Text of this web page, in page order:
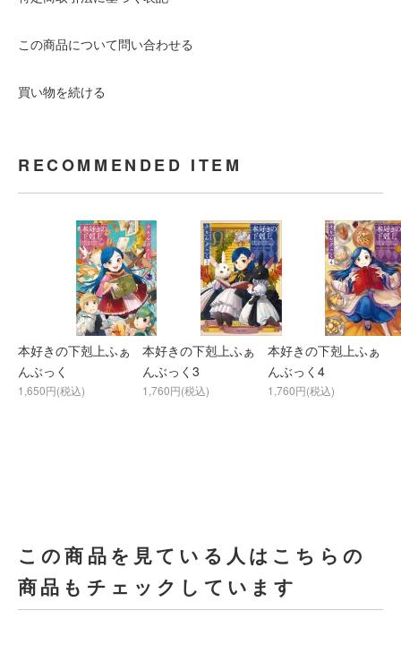
この商品について問い合わせる
買い物を続ける
RECOMMENDED ITEM
本好きの下剋上ふぁ
んぶっく
1,650円(税込)
本好きの下剋上ふぁ
んぶっく3
1,760円(税込)
本好きの下剋上ふぁ
んぶっく4
1,760円(税込)
この商品を見ている人はこちらの
商品もチェックしています